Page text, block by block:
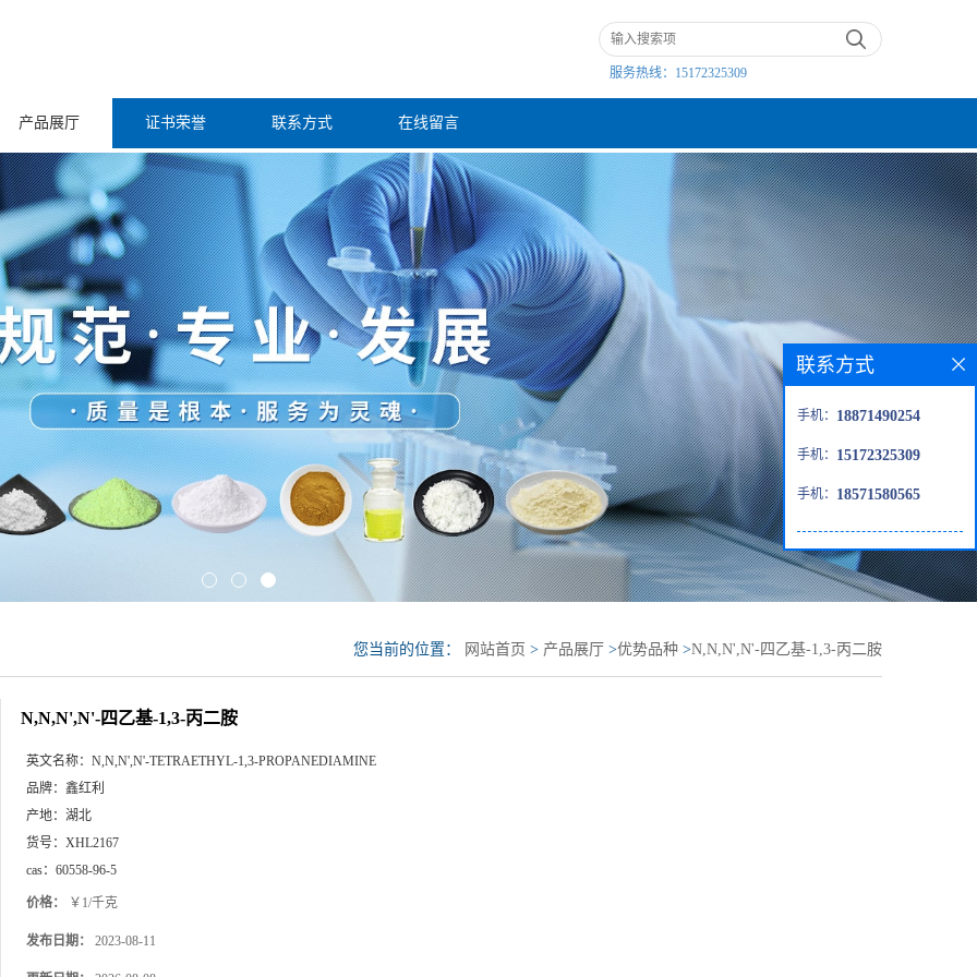
服务热线： 15172325309
产品展厅 证书荣誉 联系方式 在线留言
您当前的位置： 网站首页 > 产品展厅 >优势品种 >N,N,N',N'-四乙基-1,3-丙二胺
N,N,N',N'-四乙基-1,3-丙二胺
英文名称： N,N,N',N'-TETRAETHYL-1,3-PROPANEDIAMINE
品牌： 鑫红利
产地： 湖北
货号： XHL2167
cas： 60558-96-5
价格： ￥1/千克
发布日期： 2023-08-11
联系方式
手机： 18871490254
手机： 15172325309
手机： 18571580565